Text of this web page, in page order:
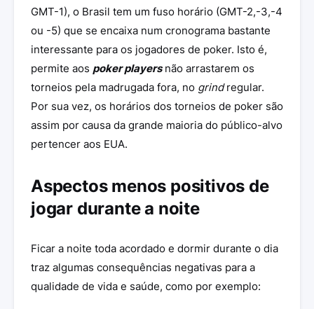
GMT-1), o Brasil tem um fuso horário (GMT-2,-3,-4
ou -5) que se encaixa num cronograma bastante
interessante para os jogadores de poker. Isto é,
permite aos poker playersnão arrastarem os
torneios pela madrugada fora, no grindregular.
Por sua vez, os horários dos torneios de poker são
assim por causa da grande maioria do público-alvo
pertencer aos EUA.
Aspectos menos positivos de
jogar durante a noite
Ficar a noite toda acordado e dormir durante o dia
traz algumas consequências negativas para a
qualidade de vida e saúde, como por exemplo: